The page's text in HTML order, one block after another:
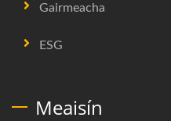
Gairmeacha
ESG
Meaisín